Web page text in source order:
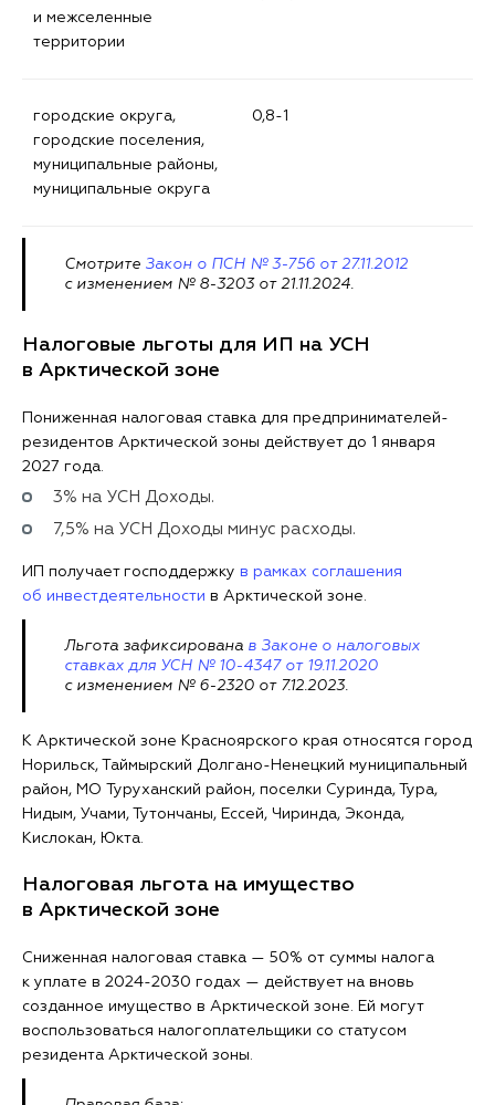
и межселенные
территории
городские округа,
городские поселения,
муниципальные районы,
муниципальные округа
0,8-1
Смотрите Закон о ПСН № 3-756 от 27.11.2012
с изменением № 8-3203 от 21.11.2024.
Налоговые льготы для ИП на УСН
в Арктической зоне
Пониженная налоговая ставка для предпринимателей-
резидентов Арктической зоны действует до 1 января
2027 года.
3% на УСН Доходы.
7,5% на УСН Доходы минус расходы.
ИП получает господдержку в рамках соглашения
об инвестдеятельности в Арктической зоне.
Льгота зафиксирована в Законе о налоговых
ставках для УСН № 10-4347 от 19.11.2020
с изменением № 6-2320 от 7.12.2023.
К Арктической зоне Красноярского края относятся город
Норильск, Таймырский Долгано-Ненецкий муниципальный
район, МО Туруханский район, поселки Суринда, Тура,
Нидым, Учами, Тутончаны, Ессей, Чиринда, Эконда,
Кислокан, Юкта.
Налоговая льгота на имущество
в Арктической зоне
Сниженная налоговая ставка — 50% от суммы налога
к уплате в 2024-2030 годах — действует на вновь
созданное имущество в Арктической зоне. Ей могут
воспользоваться налогоплательщики со статусом
резидента Арктической зоны.